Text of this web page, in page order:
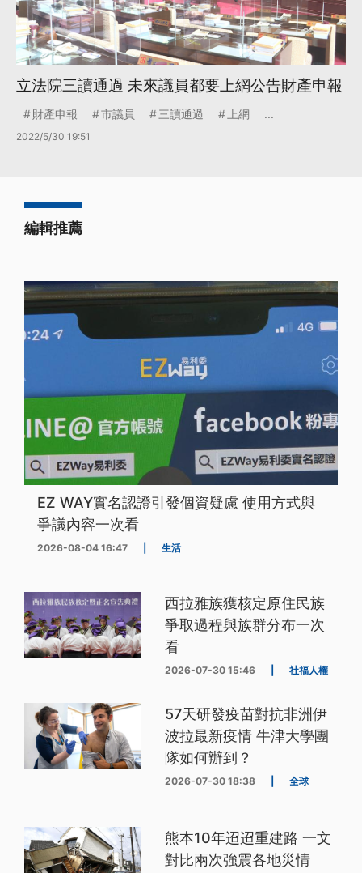
立法院三讀通過 未來議員都要上網公告財產申報
財產申報 市議員 三讀通過 上網 ...
2022/5/30 19:51
編輯推薦
EZ WAY實名認證引發個資疑慮 使用方式與
爭議內容一次看
2026-08-04 16:47 生活
西拉雅族獲核定原住民族
爭取過程與族群分布一次
看
2026-07-30 15:46 社福人權
57天研發疫苗對抗非洲伊
波拉最新疫情 牛津大學團
隊如何辦到？
2026-07-30 18:38 全球
熊本10年迢迢重建路 一文
對比兩次強震各地災情